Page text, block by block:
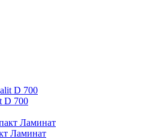
D 700
Ламинат